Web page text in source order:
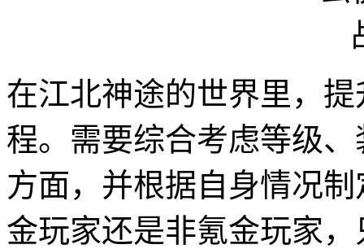
在江北神途的世界里，
程。需要综合考虑等级
方面，并根据自身情况
金玩家还是非氪金玩家